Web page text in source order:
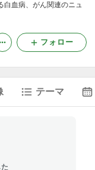
白血病、がん関連のニュ
フォロー
テーマ